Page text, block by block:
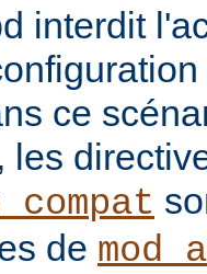
interdit
ce
les
de